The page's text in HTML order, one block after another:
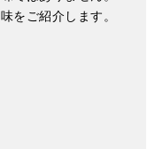
をご紹介します。